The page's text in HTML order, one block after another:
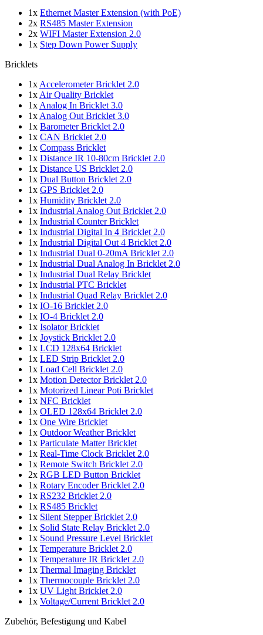
1x Ethernet Master Extension (with PoE)
2x RS485 Master Extension
2x WIFI Master Extension 2.0
1x Step Down Power Supply
Bricklets
1x Accelerometer Bricklet 2.0
1x Air Quality Bricklet
1x Analog In Bricklet 3.0
1x Analog Out Bricklet 3.0
1x Barometer Bricklet 2.0
1x CAN Bricklet 2.0
1x Compass Bricklet
1x Distance IR 10-80cm Bricklet 2.0
1x Distance US Bricklet 2.0
1x Dual Button Bricklet 2.0
1x GPS Bricklet 2.0
1x Humidity Bricklet 2.0
1x Industrial Analog Out Bricklet 2.0
1x Industrial Counter Bricklet
1x Industrial Digital In 4 Bricklet 2.0
1x Industrial Digital Out 4 Bricklet 2.0
1x Industrial Dual 0-20mA Bricklet 2.0
1x Industrial Dual Analog In Bricklet 2.0
1x Industrial Dual Relay Bricklet
1x Industrial PTC Bricklet
1x Industrial Quad Relay Bricklet 2.0
1x IO-16 Bricklet 2.0
1x IO-4 Bricklet 2.0
1x Isolator Bricklet
1x Joystick Bricklet 2.0
1x LCD 128x64 Bricklet
1x LED Strip Bricklet 2.0
1x Load Cell Bricklet 2.0
1x Motion Detector Bricklet 2.0
1x Motorized Linear Poti Bricklet
1x NFC Bricklet
1x OLED 128x64 Bricklet 2.0
1x One Wire Bricklet
1x Outdoor Weather Bricklet
1x Particulate Matter Bricklet
1x Real-Time Clock Bricklet 2.0
1x Remote Switch Bricklet 2.0
2x RGB LED Button Bricklet
1x Rotary Encoder Bricklet 2.0
1x RS232 Bricklet 2.0
1x RS485 Bricklet
1x Silent Stepper Bricklet 2.0
1x Solid State Relay Bricklet 2.0
1x Sound Pressure Level Bricklet
1x Temperature Bricklet 2.0
1x Temperature IR Bricklet 2.0
1x Thermal Imaging Bricklet
1x Thermocouple Bricklet 2.0
1x UV Light Bricklet 2.0
1x Voltage/Current Bricklet 2.0
Zubehör, Befestigung und Kabel